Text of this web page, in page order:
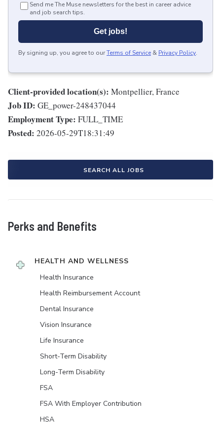
Send me The Muse newsletters for the best in career advice
and job search tips.
Get jobs!
By signing up, you agree to ourTerms of Service & Privacy Policy.
Client-provided location(s): Montpellier, France
Job ID: GE_power-248437044
Employment Type: FULL_TIME
Posted: 2026-05-29T18:31:49
SEARCH ALL JOBS
Perks and Benefits
HEALTH AND WELLNESS
Health Insurance
Health Reimbursement Account
Dental Insurance
Vision Insurance
Life Insurance
Short-Term Disability
Long-Term Disability
FSA
FSA With Employer Contribution
HSA